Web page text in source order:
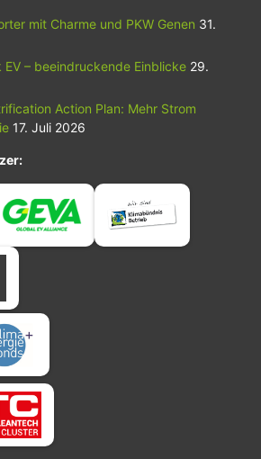
mit Charme und PKW Genen 31.
– beeindruckende Einblicke 29.
Action Plan: Mehr Strom
17. Juli 2026